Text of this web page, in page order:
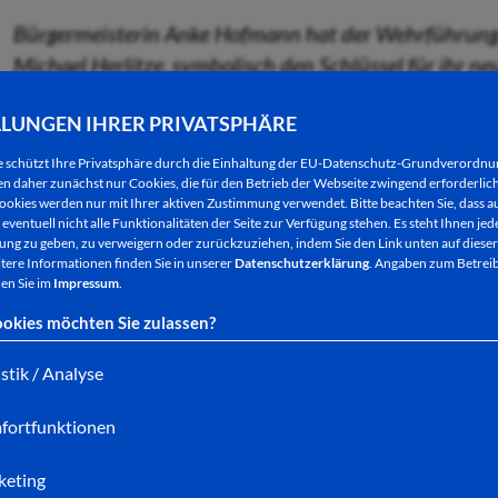
IHRER PRIVATSPHÄRE
schützt Ihre Privatsphäre durch die Einhaltung der EU-Datenschutz-
daher zunächst nur Cookies, die für den Betrieb der Webseite zwingend
werden nur mit Ihrer aktiven Zustimmung verwendet. Bitte beachten Sie, dass
nicht alle Funktionalitäten der Seite zur Verfügung stehen. Es steht Ihnen
zu geben, zu verweigern oder zurückzuziehen, indem Sie den Link unten auf
Informationen finden Sie in unsererDatenschutzerklärung. Angaben zum
Sie im Impressum.
möchten Sie zulassen?
/ Analyse
Bürgermeisterin Anke Hofmann hat der
Michael Herlitze, symbolisch den Schlüssel für ihr
Nach rund zwei Jahren Bauzeit darf die
neues Feuerwehrgerätehaus einziehen.
symbolisch an die Stadtteilwehr übergeben – im
einiger Magistratsmitglieder, Stadtverordneter,
städtischen Mitarbeiter.
Das neue Feuerwehrgerätehaus an der
zwei Stellplätzen sowie einen großen
Die Stadtteilwehr freut sich außerdem über ein
pünktlich mit in das neue Gebäude einzieht.